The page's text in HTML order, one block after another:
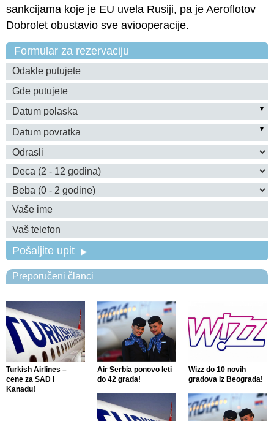
sankcijama koje je EU uvela Rusiji, pa je Aeroflotov
Dobrolet obustavio sve aviooperacije.
Formular za rezervaciju
Pošaljite upit
Preporučeni članci
Turkish Airlines –
cene za SAD i
Kanadu!
Air Serbia ponovo leti
do 42 grada!
Wizz do 10 novih
gradova iz Beograda!